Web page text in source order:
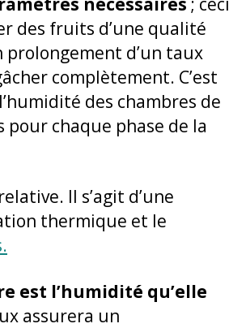
des fruits d’une qualité
d’un taux
complètement. C’est
des chambres de
chaque phase de la
Il s’agit d’une
thermique et le
est l’humidité qu’elle
assurera un